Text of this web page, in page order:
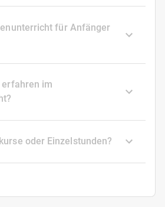
für Anfänger
im
oder Einzelstunden?